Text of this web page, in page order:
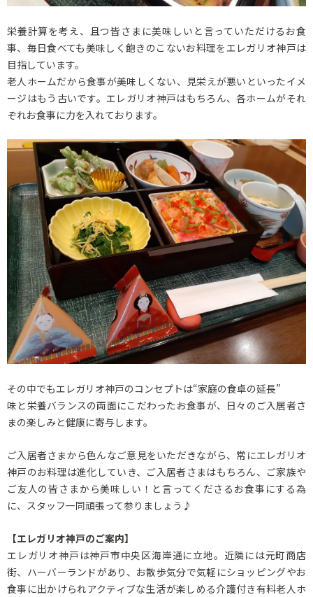
栄養計算を考え、且つ皆さまに美味しいと言っていただけるお食
事、毎日食べても美味しく飽きのこないお料理をエレガリオ神戸は
目指しています。
老人ホームだから食事が美味しくない、見栄えが悪いといったイメ
ージはもう古いです。エレガリオ神戸はもちろん、各ホームがそれ
ぞれお食事に力を入れております。
その中でもエレガリオ神戸のコンセプトは“家庭の食卓の延長”
味と栄養バランスの両面にこだわったお食事が、日々のご入居者さ
まの楽しみと健康に寄与します。
ご入居者さまから色んなご意見をいただきながら、常にエレガリオ
神戸のお料理は進化していき、ご入居者さまはもちろん、ご家族や
ご友人の皆さまから美味しい！と言ってくださるお食事にする為
に、スタッフ一同頑張って参りましょう♪
【エレガリオ神戸のご案内】
エレガリオ神戸は神戸市中央区海岸通に立地。近隣には元町商店
街、ハーバーランドがあり、お散歩気分で気軽にショッピングやお
食事に出かけられアクティブな生活が楽しめる介護付き有料老人ホ